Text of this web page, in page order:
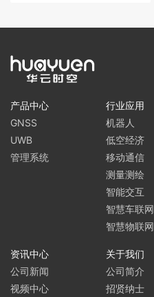
产品中心
GNSS
UWB
管理系统
行业应用
机器人
低空经济
移动通信
测量测绘
智能交互
智慧车联网
智慧物联网
资讯中心
公司新闻
视频中心
关于我们
公司简介
招贤纳士